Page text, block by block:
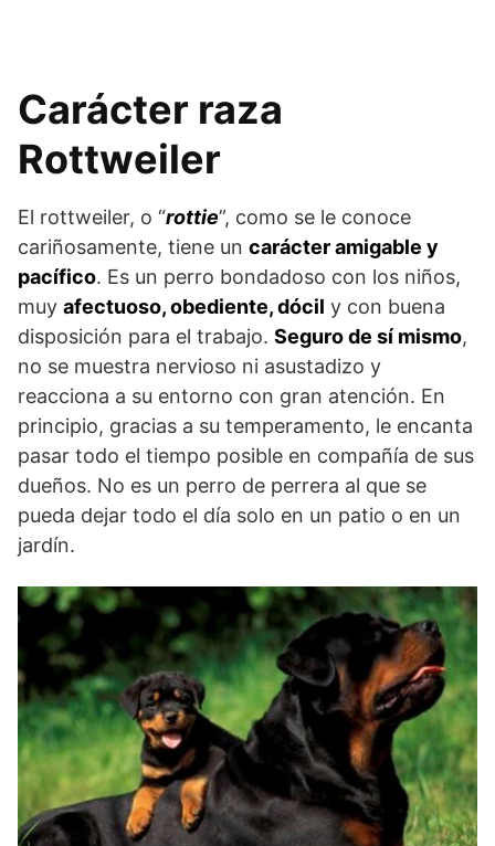
Carácter raza
Rottweiler
El rottweiler, o “rottie”, como se le conoce
cariñosamente, tiene un carácter amigable y
pacífico. Es un perro bondadoso con los niños,
muy afectuoso, obediente, dócil y con buena
disposición para el trabajo. Seguro de sí mismo,
no se muestra nervioso ni asustadizo y
reacciona a su entorno con gran atención. En
principio, gracias a su temperamento, le encanta
pasar todo el tiempo posible en compañía de sus
dueños. No es un perro de perrera al que se
pueda dejar todo el día solo en un patio o en un
jardín.